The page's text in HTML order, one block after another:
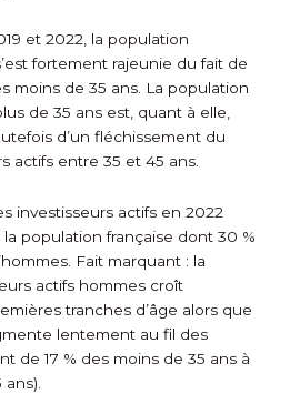
et 2022, la population
fortement rajeunie du fait de
moins de 35 ans. La population
de 35 ans est, quant à elle,
d’un fléchissement du
actifs entre 35 et 45 ans.
investisseurs actifs en 2022
population française dont 30 %
Fait marquant : la
actifs hommes croît
tranches d’âge alors que
lentement au fil des
de 17 % des moins de 35 ans à